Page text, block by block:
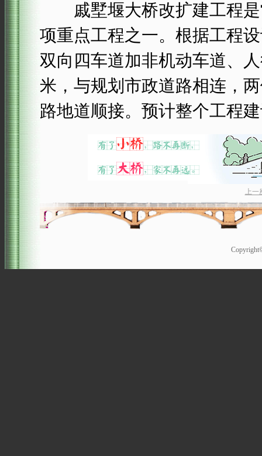
戚墅堰大桥改扩建工程是
项重点工程之一。根据工程
双向四车道加非机动车道、
米，与规划市政道路相连，
路地道顺接。预计整个工程
上一